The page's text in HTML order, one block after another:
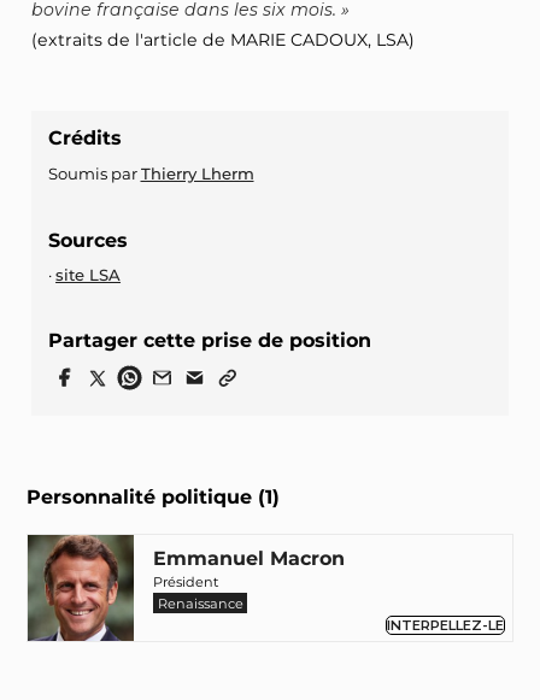
Personnalité politique (1)
Emmanuel Macron
Président
Renaissance
INTERPELLEZ-LE
bovine française dans les six mois.
(extraits de l'article de MARIE CADOUX, LSA)
Crédits
Soumis parThierry Lherm
Sources
site LSA
Partager cette prise de position